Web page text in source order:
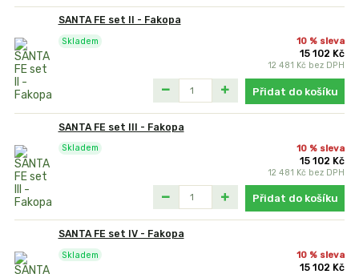
SANTA FE set II - Fakopa
10 % sleva
15 102 Kč
12 481 Kč bez DPH
Skladem
Přidat do košíku
SANTA FE set III - Fakopa
10 % sleva
15 102 Kč
12 481 Kč bez DPH
Skladem
Přidat do košíku
SANTA FE set IV - Fakopa
10 % sleva
15 102 Kč
Skladem